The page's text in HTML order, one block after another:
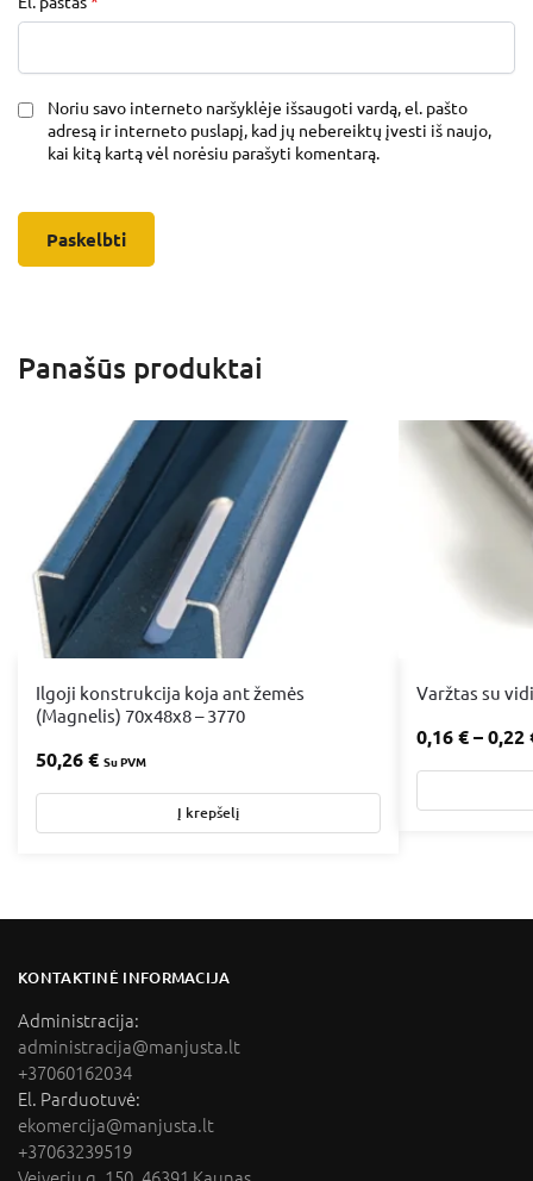
Noriu savo interneto naršyklėje išsaugoti vardą, el. pašto
adresą ir interneto puslapį, kad jų nebereiktų įvesti iš naujo,
kai kitą kartą vėl norėsiu parašyti komentarą.
Panašūs produktai
Ilgoji konstrukcija koja ant žemės
(Magnelis) 70x48x8 – 3770
50,26€ Su PVM
Į krepšelį
Varžtas su
0,16€–0,22
KONTAKTINĖ INFORMACIJA
Administracija:
administracija@manjusta.lt
+37060162034
El. Parduotuvė:
ekomercija@manjusta.lt
+37063239519